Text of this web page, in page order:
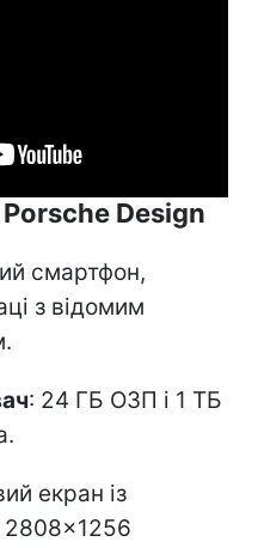
Design
смартфон,
з відомим
: 24 ГБ ОЗП і 1 ТБ
екран із
2808×1256